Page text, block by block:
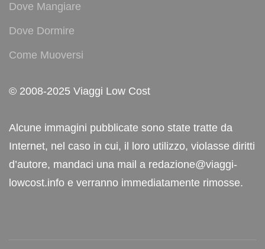
Dove Mangiare
Dove Dormire
Come Muoversi
© 2008-2025 Viaggi Low Cost
Alcune immagini pubblicate sono state tratte da
Internet, nel caso in cui, il loro utilizzo, violasse diritti
d’autore, mandaci una mail a redazione@viaggi-
lowcost.info e verranno immediatamente rimosse.